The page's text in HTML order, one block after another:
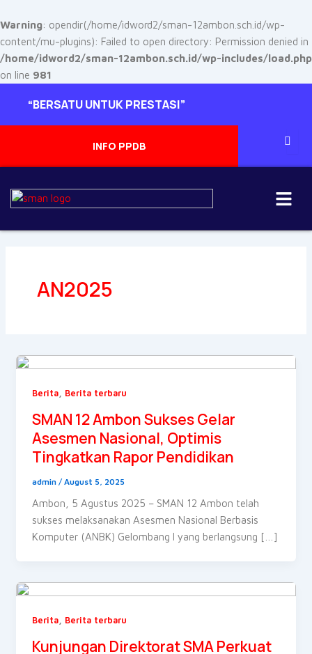
Warning: opendir(/home/idword2/sman-12ambon.sch.id/wp-
content/mu-plugins): Failed to open directory: Permission denied in
/home/idword2/sman-12ambon.sch.id/wp-includes/load.php
on line 981
to
content
“BERSATU UNTUK PRESTASI”
INFO PPDB
Menu
AN2025
Berita, Berita terbaru
SMAN 12 Ambon Sukses Gelar
Asesmen Nasional, Optimis
Tingkatkan Rapor Pendidikan
admin / August 5, 2025
Ambon, 5 Agustus 2025 – SMAN 12 Ambon telah
sukses melaksanakan Asesmen Nasional Berbasis
Komputer (ANBK) Gelombang I yang berlangsung […]
Berita, Berita terbaru
Kunjungan Direktorat SMA Perkuat